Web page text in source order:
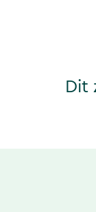
Dit